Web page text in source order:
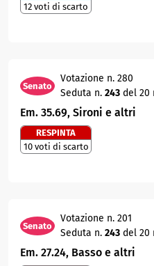
12 voti di scarto
Senato
Votazione n. 280
Seduta n. 243 del 20
Em. 35.69, Sironi e altri
RESPINTA
10 voti di scarto
Senato
Votazione n. 201
Seduta n. 243 del 20
Em. 27.24, Basso e altri